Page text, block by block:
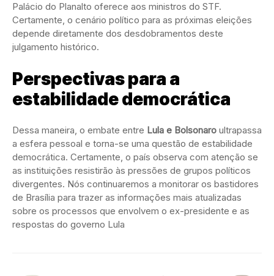
Palácio do Planalto oferece aos ministros do STF.
Certamente, o cenário político para as próximas eleições
depende diretamente dos desdobramentos deste
julgamento histórico.
Perspectivas para a
estabilidade democrática
Dessa maneira, o embate entre Lula e Bolsonaro ultrapassa
a esfera pessoal e torna-se uma questão de estabilidade
democrática. Certamente, o país observa com atenção se
as instituições resistirão às pressões de grupos políticos
divergentes. Nós continuaremos a monitorar os bastidores
de Brasília para trazer as informações mais atualizadas
sobre os processos que envolvem o ex-presidente e as
respostas do governo Lula